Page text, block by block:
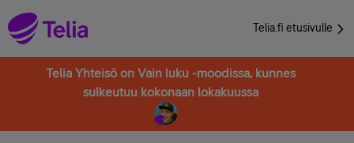
Telia.fi etusivulle
Telia Yhteisö on Vain luku -moodissa, kunnes
sulkeutuu kokonaan lokakuussa